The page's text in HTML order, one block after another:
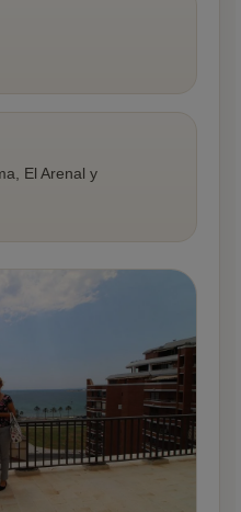
El Arenal y